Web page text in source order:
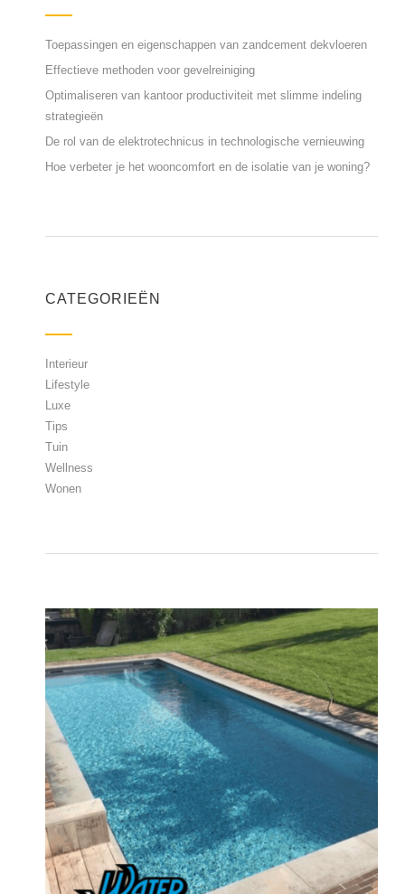
Toepassingen en eigenschappen van zandcement dekvloeren
Effectieve methoden voor gevelreiniging
Optimaliseren van kantoor productiviteit met slimme indeling
strategieën
De rol van de elektrotechnicus in technologische vernieuwing
Hoe verbeter je het wooncomfort en de isolatie van je woning?
CATEGORIEËN
Interieur
Lifestyle
Luxe
Tips
Tuin
Wellness
Wonen